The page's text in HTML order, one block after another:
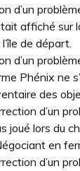
d’un
affiché sur
de départ.
d’un
Phénix ne
des
d’un
joué lors du
en
d’un